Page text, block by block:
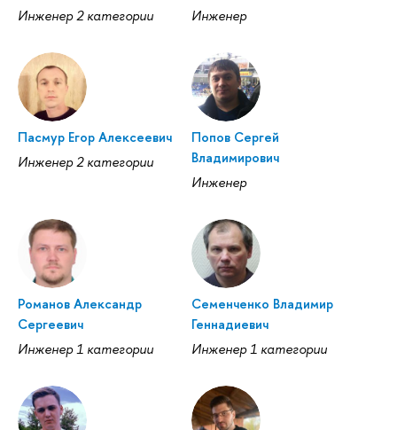
Инженер 2 категории
Инженер
Пасмур Егор Алексеевич
Инженер 2 категории
Попов Сергей
Владимирович
Инженер
Романов Александр
Сергеевич
Инженер 1 категории
Семенченко Владимир
Геннадиевич
Инженер 1 категории